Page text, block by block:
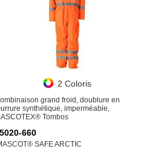
2 Coloris
grand froid, doublure en
synthétique, imperméable,
Tombos
660
SAFE ARCTIC